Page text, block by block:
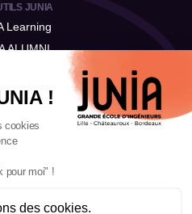
!
cookies
pour moi" !
des cookies.
JUNIA
Learning
ALUMNI